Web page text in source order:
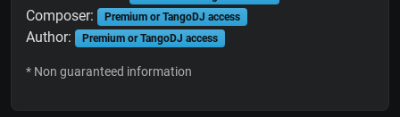
Composer: Premium or TangoDJ access
Author: Premium or TangoDJ access
* Non guaranteed information